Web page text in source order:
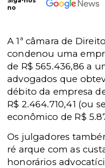
no
A 1ª câmara de
condenou uma
de R$ 565.436,86 a
advogados que
débito da empresa
R$ 2.464.710,41 (ou
econômico de R$
Os julgadores
ré arque com as
honorários